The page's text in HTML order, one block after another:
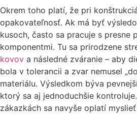
Okrem toho platí, že pri
opakovateľnosť. Ak má byť
kusoch, často sa pracuje s presne
komponentmi. Tu sa prirodzene
kovov a následné zváranie – aby
bola v tolerancii a zvar nemusel
materiálu. Výsledkom býva
ktorý sa aj jednoduchšie
zákazkách sa navyše oplatí